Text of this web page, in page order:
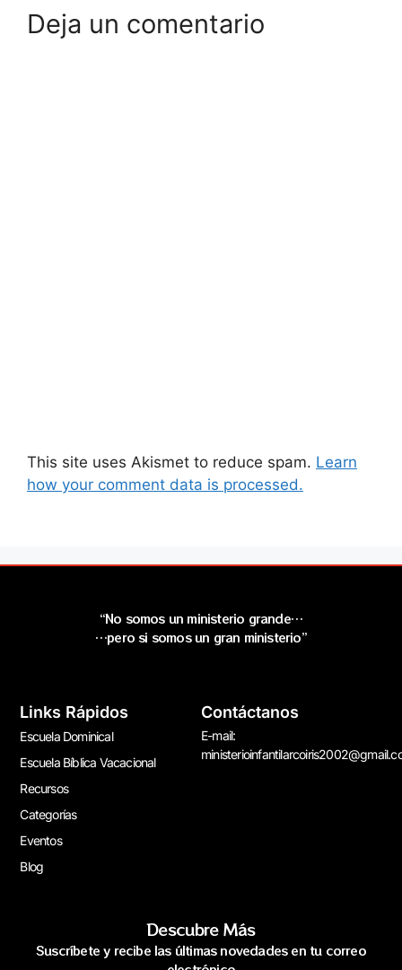
Deja un comentario
This site uses Akismet to reduce spam. Learn
how your comment data is processed.
“No somos un ministerio grande…
…pero si somos un gran ministerio”
Links Rápidos
Escuela Dominical
Escuela Bíblica Vacacional
Recursos
Categorías
Eventos
Blog
Contáctanos
E-mail:
Descubre Más
Suscríbete y recibe las últimas novedades en tu correo